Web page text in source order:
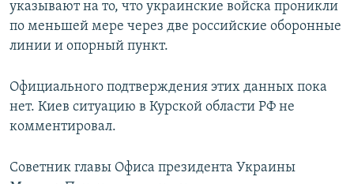
указывают на то, что украинские войска проникли
по меньшей мере через две российские оборонные
линии и опорный пункт.
Официального подтверждения этих данных пока
нет. Киев ситуацию в Курской области РФ не
комментировал.
Советник главы Офиса президента Украины